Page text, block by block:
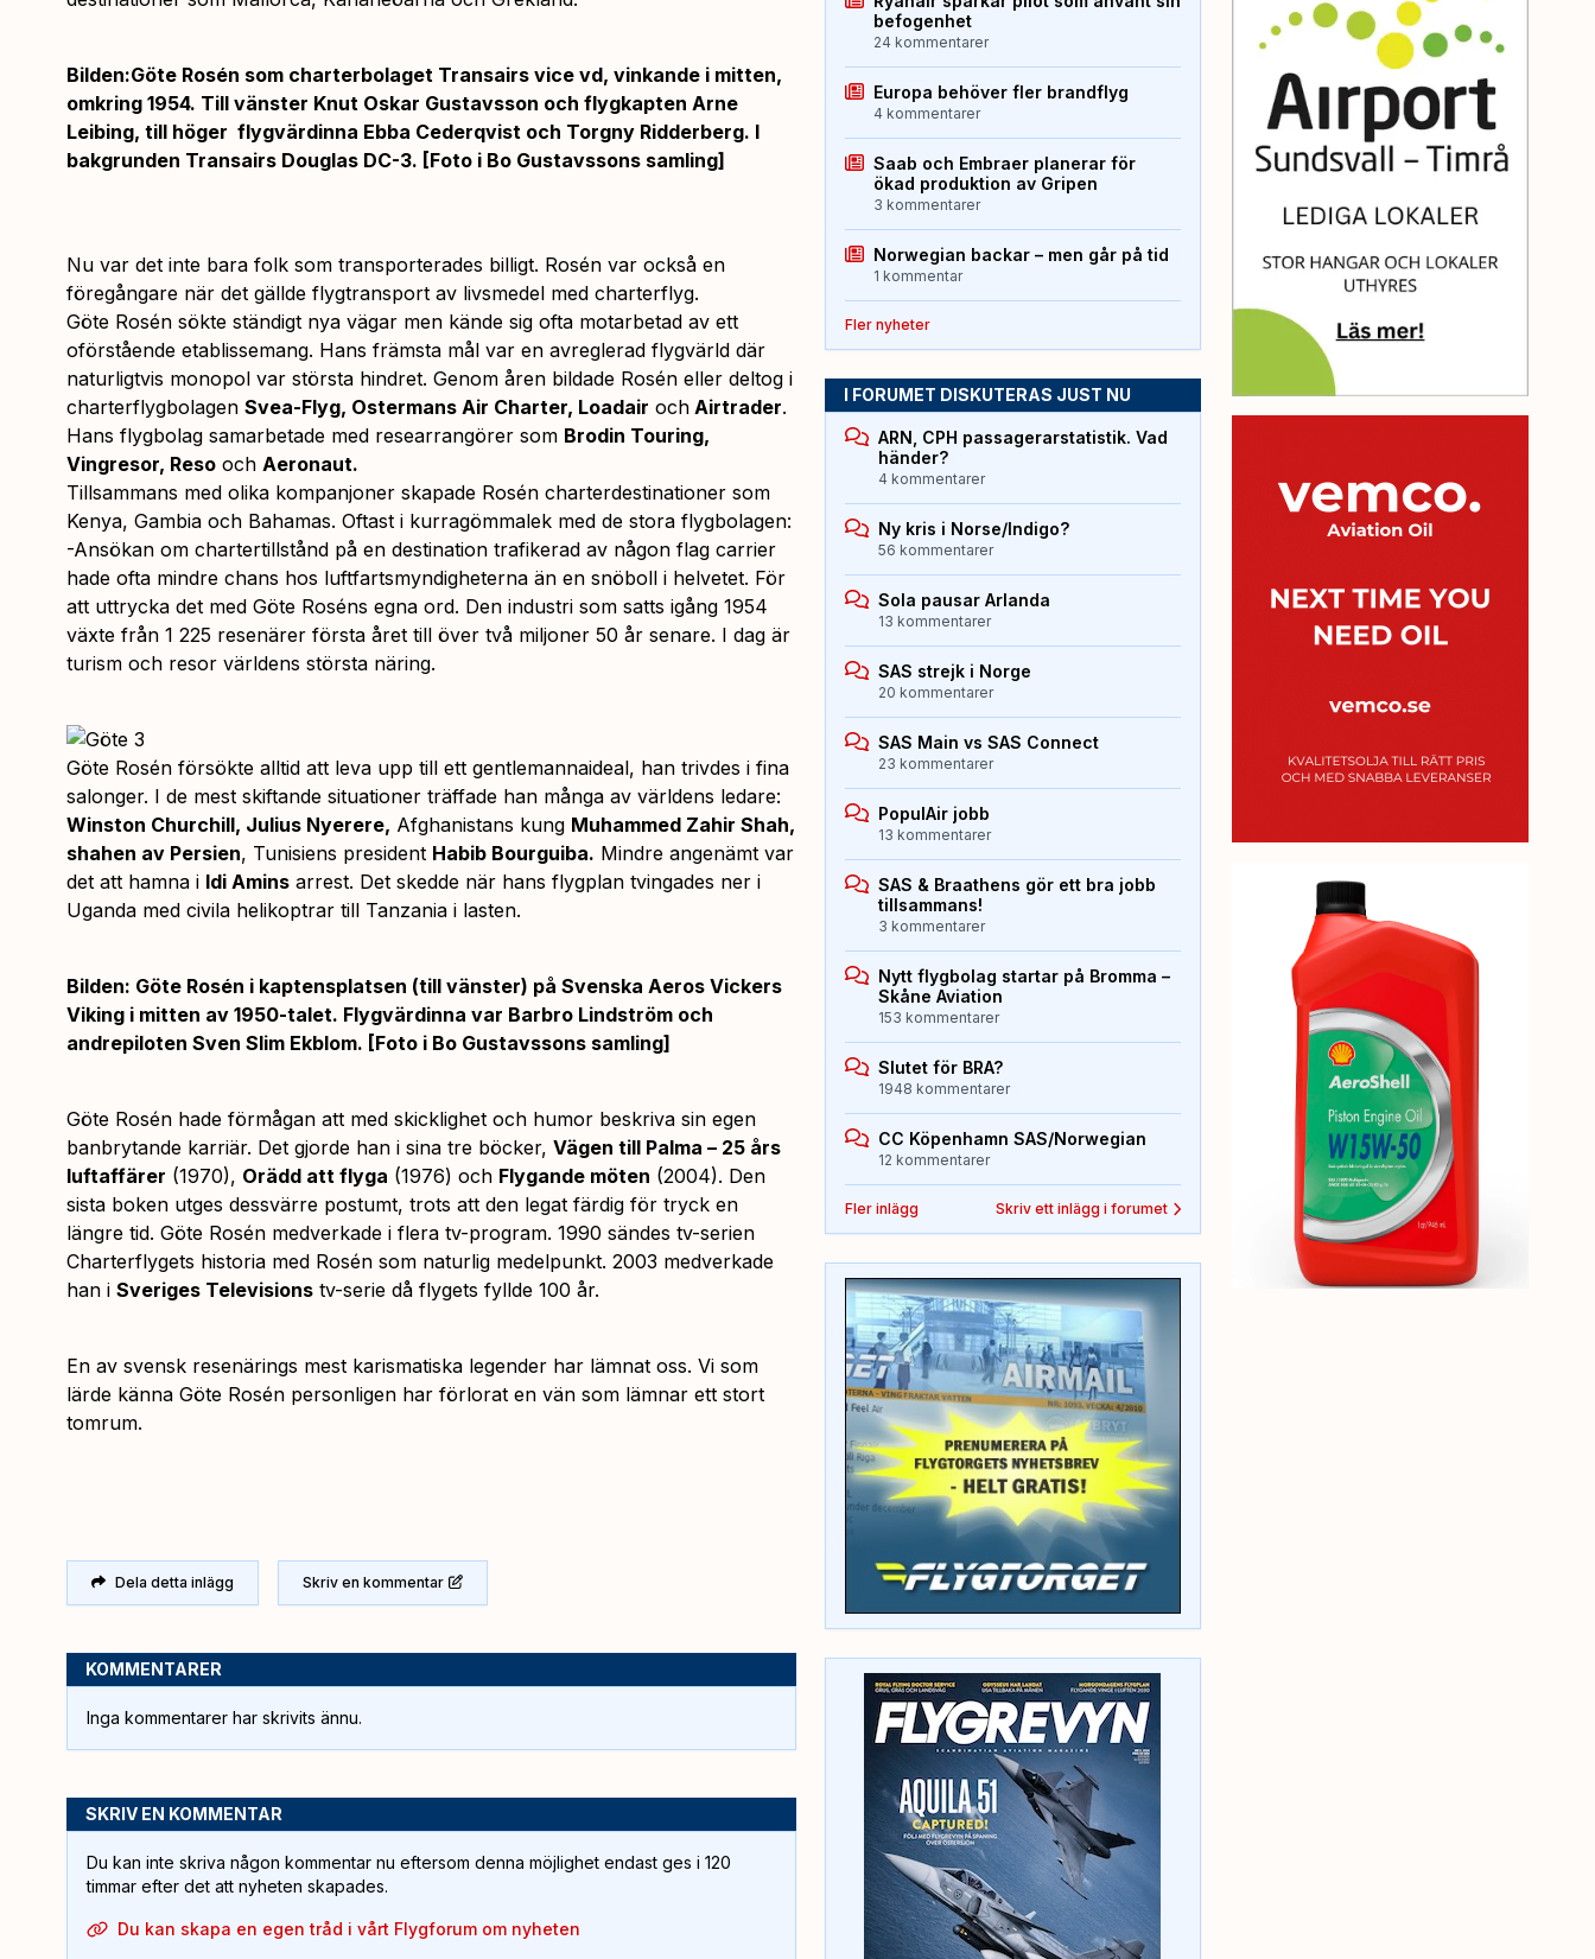
Bilden:Göte Rosén som charterbolaget Transairs vice vd, vinkande i mitten,
omkring 1954. Till vänster Knut Oskar Gustavsson och flygkapten Arne
Leibing, till höger flygvärdinna Ebba Cederqvist och Torgny Ridderberg. I
bakgrunden Transairs Douglas DC-3. [Foto i Bo Gustavssons samling]
Nu var det inte bara folk som transporterades billigt. Rosén var också en
föregångare när det gällde flygtransport av livsmedel med charterflyg.
Göte Rosén sökte ständigt nya vägar men kände sig ofta motarbetad av ett
oförstående etablissemang. Hans främsta mål var en avreglerad flygvärld där
naturligtvis monopol var största hindret. Genom åren bildade Rosén eller deltog i
charterflygbolagen Svea-Flyg, Ostermans Air Charter, Loadair och Airtrader.
Hans flygbolag samarbetade med researrangörer som Brodin Touring,
Vingresor, Reso och Aeronaut.
Tillsammans med olika kompanjoner skapade Rosén charterdestinationer som
Kenya, Gambia och Bahamas. Oftast i kurragömmalek med de stora flygbolagen:
-Ansökan om chartertillstånd på en destination trafikerad av någon flag carrier
hade ofta mindre chans hos luftfartsmyndigheterna än en snöboll i helvetet. För
att uttrycka det med Göte Roséns egna ord. Den industri som satts igång 1954
växte från 1 225 resenärer första året till över två miljoner 50 år senare. I dag är
turism och resor världens största näring.
Göte Rosén försökte alltid att leva upp till ett gentlemannaideal, han trivdes i fina
salonger. I de mest skiftande situationer träffade han många av världens ledare:
Winston Churchill, Julius Nyerere, Afghanistans kung Muhammed Zahir Shah,
shahen av Persien, Tunisiens president Habib Bourguiba. Mindre angenämt var
det att hamna i Idi Amins arrest. Det skedde när hans flygplan tvingades ner i
Uganda med civila helikoptrar till Tanzania i lasten.
Bilden: Göte Rosén i kaptensplatsen (till vänster) på Svenska Aeros Vickers
Viking i mitten av 1950-talet. Flygvärdinna var Barbro Lindström och
andrepiloten Sven Slim Ekblom. [Foto i Bo Gustavssons samling]
Göte Rosén hade förmågan att med skicklighet och humor beskriva sin egen
banbrytande karriär. Det gjorde han i sina tre böcker, Vägen till Palma – 25 års
luftaffärer (1970), Orädd att flyga (1976) och Flygande möten (2004). Den
sista boken utges dessvärre postumt, trots att den legat färdig för tryck en
längre tid. Göte Rosén medverkade i flera tv-program. 1990 sändes tv-serien
Charterflygets historia med Rosén som naturlig medelpunkt. 2003 medverkade
han i Sveriges Televisions tv-serie då flygets fyllde 100 år.
En av svensk resenärings mest karismatiska legender har lämnat oss. Vi som
lärde känna Göte Rosén personligen har förlorat en vän som lämnar ett stort
tomrum.
Dela detta inlägg Skriv en kommentar
KOMMENTARER
Inga kommentarer har skrivits ännu.
SKRIV EN KOMMENTAR
Du kan inte skriva någon kommentar nu eftersom denna möjlighet endast ges i 120
timmar efter det att nyheten skapades.
Du kan skapa en egen tråd i vårt Flygforum om nyheten
befogenhet
24 kommentarer
Europa behöver fler brandflyg
4 kommentarer
Saab och Embraer planerar för
ökad produktion av Gripen
3 kommentarer
Norwegian backar – men går på tid
1 kommentar
Fler nyheter
I FORUMET DISKUTERAS JUST NU
ARN, CPH passagerarstatistik. Vad
händer?
4 kommentarer
Ny kris i Norse/Indigo?
56 kommentarer
Sola pausar Arlanda
13 kommentarer
SAS strejk i Norge
20 kommentarer
SAS Main vs SAS Connect
23 kommentarer
PopulAir jobb
13 kommentarer
SAS & Braathens gör ett bra jobb
tillsammans!
3 kommentarer
Nytt flygbolag startar på Bromma –
Skåne Aviation
153 kommentarer
Slutet för BRA?
1948 kommentarer
CC Köpenhamn SAS/Norwegian
12 kommentarer
Fler inlägg Skriv ett inlägg i forumet